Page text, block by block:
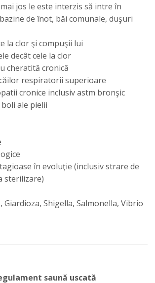
jos le este interzis să intre în
de înot, băi comunale, duşuri
la clor şi compuşii lui
decât cele la clor
cheratită cronică
respiratorii superioare
cronice inclusiv astm bronşic
ale pielii
în evoluţie (inclusiv strare de
sterilizare)
Giardioza, Shigella, Salmonella, Vibrio
saună uscată